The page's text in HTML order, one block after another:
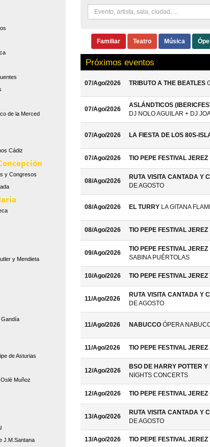
de la Merced
Cádiz
y Congresos
y Mendieta
Gandía
de Asturias
Muñoz
J.M.Santana
Familiar Teatro Música
Próximos eventos
07/Ago/2026 TRIBUTO A THE BEATLES
07/Ago/2026
ASLÁNDTICOS
DJ NOLO AGUILAR + DJ
07/Ago/2026 LA FIESTA DE LOS 80S-
07/Ago/2026 TIO PEPE FESTIVAL JEREZ
08/Ago/2026
RUTA VISITA CANTADA Y
DE AGOSTO
08/Ago/2026 EL TURRY LA GITANA
08/Ago/2026 TIO PEPE FESTIVAL JEREZ
09/Ago/2026
TIO PEPE FESTIVAL JEREZ
SABINA PUÉRTOLAS
10/Ago/2026 TIO PEPE FESTIVAL JEREZ
11/Ago/2026
RUTA VISITA CANTADA Y
DE AGOSTO
11/Ago/2026 NABUCCO ÓPERA
11/Ago/2026 TIO PEPE FESTIVAL JEREZ
12/Ago/2026
BSO DE HARRY POTTER
NIGHTS CONCERTS
12/Ago/2026 TIO PEPE FESTIVAL JEREZ
13/Ago/2026
RUTA VISITA CANTADA Y
DE AGOSTO
13/Ago/2026 TIO PEPE FESTIVAL JEREZ